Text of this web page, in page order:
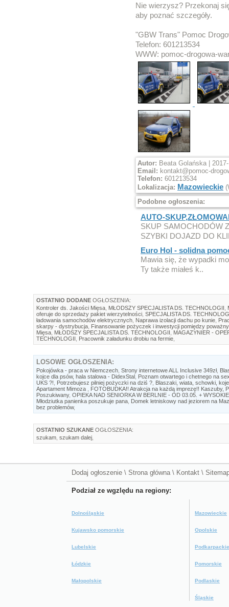
Nie wierzysz? Przekonaj
aby poznać szczegóły.
"GBW Trans" Pomoc
Telefon: 601213534
WWW: pomoc-drogowa-
Autor: Beata Golańska |
Email: kontakt@pomoc-
Telefon: 601213534
Lokalizacja: Mazowieckie
Podobne ogłoszenia:
AUTO-
SKUP SAMOCHODÓW
SZYBKI DOJAZD DO
Euro Hol - solidna
Mawia się, że wypadki
Ty także miałeś k..
OSTATNIO DODANE OGŁOSZENIA:
Kontroler ds. Jakości Mięsa MŁODSZY SPECJALISTA DS. TECHNOLOGII
oferuje do sprzedaży pakiet wierzytelności SPECJALISTA DS.
ładowania samochodów elektrycznych Naprawa izolacji dachu po kunie
skarpy - dystrybucja Finansowanie pożyczek i inwestycji pomiędzy
Mięsa MŁODSZY SPECJALISTA DS. TECHNOLOGII
MAGAZYNIER -
TECHNOLOGII
Pracownik załadunku drobiu na fermie
LOSOWE OGŁOSZENIA:
Pokojówka - praca w Niemczech Strony internetowe ALL Inclusive 349zł,
kojce dla psów, hala stalowa - DidexStal Poznam otwartego i chetnego na
UKS ?!
Potrzebujesz pilniej pożyczki na dziś ? Blaszaki, wiata, schowki,
Apartament Mimoza
FOTOBUDKA!! Atrakcja na każdą imprezę!! Kaszuby,
Poszukiwany, OPIEKA NAD SENIORKA W BERLNIE - OD 03.05. +
Młodziutka panienka poszukuje pana Domek letniskowy nad jeziorem na
bez problemów,
OSTATNIO SZUKANE OGŁOSZENIA:
szukam szukam dalej
Dodaj ogłoszenie \ Strona główna \ Kontakt \
Podział ze wgzlędu na regiony:
Dolnośląskie
Kujawsko pomorskie
Lubelskie
Łódzkie
Małopolskie
Mazowieckie
Opolskie
Podkarpackie
Pomorskie
Podlaskie
Śląskie